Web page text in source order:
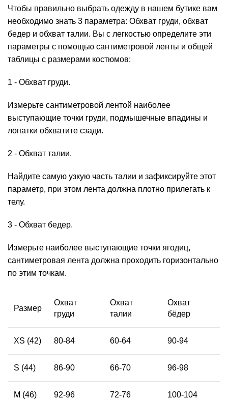
Чтобы правильно выбрать одежду в нашем бутике вам
необходимо знать 3 параметра: Обхват груди, обхват
бедер и обхват талии. Вы с легкостью определите эти
параметры с помощью сантиметровой ленты и общей
таблицы с размерами костюмов:
1 - Обхват груди.
Измерьте сантиметровой лентой наиболее
выступающие точки груди, подмышечные впадины и
лопатки обхватите сзади.
2 - Обхват талии.
Найдите самую узкую часть талии и зафиксируйте этот
параметр, при этом лента должна плотно прилегать к
телу.
3 - Обхват бедер.
Измерьте наиболее выступающие точки ягодиц,
сантиметровая лента должна проходить горизонтально
по этим точкам.
Размер
Охват
груди
Охват
талии
Охват
бёдер
XS (42) 80-84 60-64 90-94
S (44) 86-90 66-70 96-98
М (46) 92-96 72-76 100-104